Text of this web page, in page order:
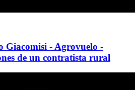
Giacomisi - Agrovuelo -
de un contratista rural